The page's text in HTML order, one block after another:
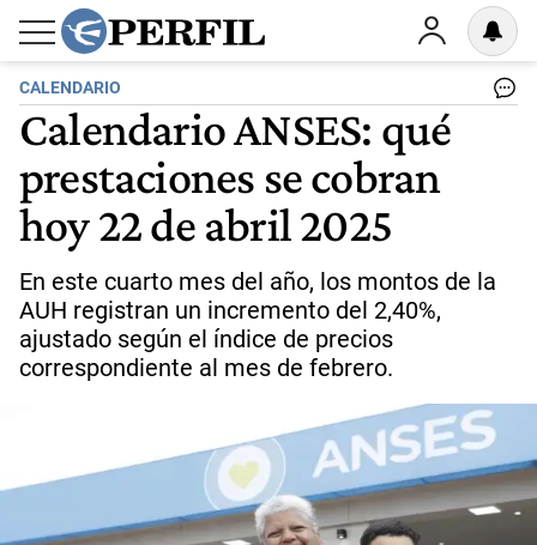
CALENDARIO
Calendario ANSES: qué
prestaciones se cobran
hoy 22 de abril 2025
En este cuarto mes del año, los montos de la
AUH registran un incremento del 2,40%,
ajustado según el índice de precios
correspondiente al mes de febrero.